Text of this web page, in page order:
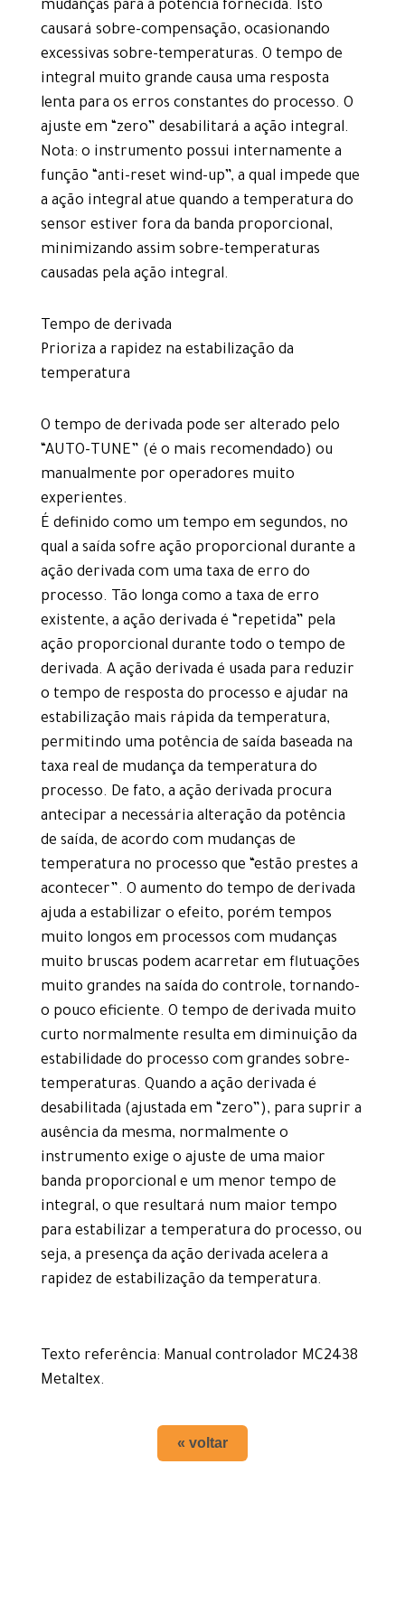
mudanças para a potência fornecida. Isto
causará sobre-compensação, ocasionando
excessivas sobre-temperaturas. O tempo de
integral muito grande causa uma resposta
lenta para os erros constantes do processo. O
ajuste em “zero” desabilitará a ação integral.
Nota: o instrumento possui internamente a
função “anti-reset wind-up”, a qual impede que
a ação integral atue quando a temperatura do
sensor estiver fora da banda proporcional,
minimizando assim sobre-temperaturas
causadas pela ação integral.
Tempo de derivada
Prioriza a rapidez na estabilização da
temperatura
O tempo de derivada pode ser alterado pelo
“AUTO-TUNE” (é o mais recomendado) ou
manualmente por operadores muito
experientes.
É definido como um tempo em segundos, no
qual a saída sofre ação proporcional durante a
ação derivada com uma taxa de erro do
processo. Tão longa como a taxa de erro
existente, a ação derivada é “repetida” pela
ação proporcional durante todo o tempo de
derivada. A ação derivada é usada para reduzir
o tempo de resposta do processo e ajudar na
estabilização mais rápida da temperatura,
permitindo uma potência de saída baseada na
taxa real de mudança da temperatura do
processo. De fato, a ação derivada procura
antecipar a necessária alteração da potência
de saída, de acordo com mudanças de
temperatura no processo que “estão prestes a
acontecer”. O aumento do tempo de derivada
ajuda a estabilizar o efeito, porém tempos
muito longos em processos com mudanças
muito bruscas podem acarretar em flutuações
muito grandes na saída do controle, tornando-
o pouco eficiente. O tempo de derivada muito
curto normalmente resulta em diminuição da
estabilidade do processo com grandes sobre-
temperaturas. Quando a ação derivada é
desabilitada (ajustada em “zero”), para suprir a
ausência da mesma, normalmente o
instrumento exige o ajuste de uma maior
banda proporcional e um menor tempo de
integral, o que resultará num maior tempo
para estabilizar a temperatura do processo, ou
seja, a presença da ação derivada acelera a
rapidez de estabilização da temperatura.
Texto referência: Manual controlador MC2438
Metaltex.
« voltar